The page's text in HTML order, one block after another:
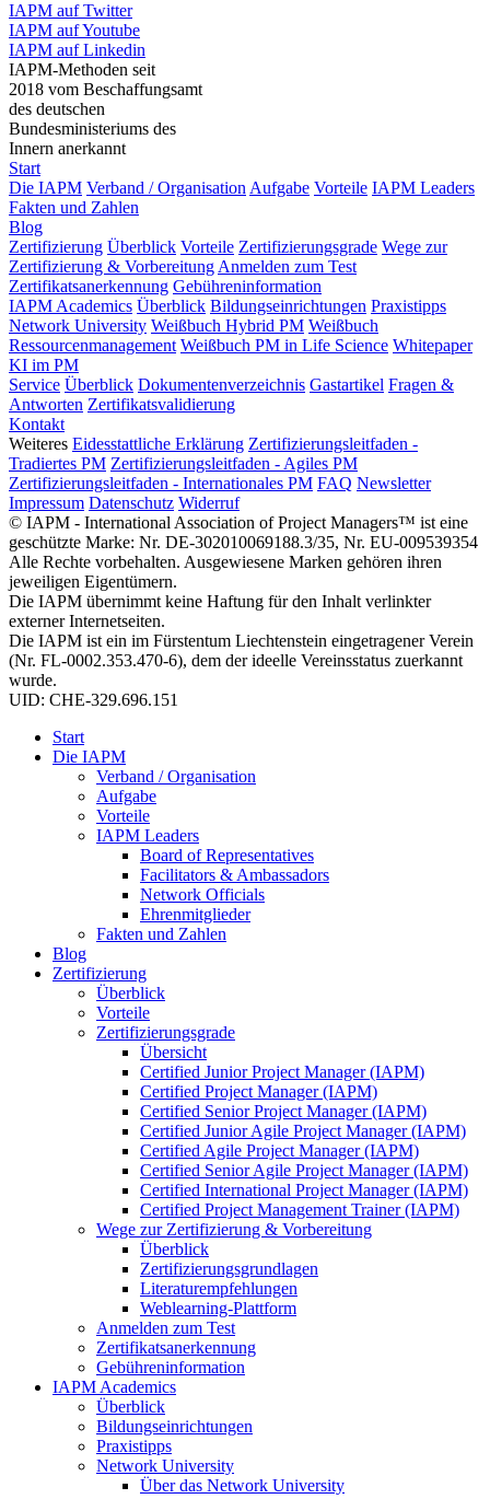
IAPM auf Twitter
IAPM auf Youtube
IAPM auf Linkedin
IAPM-Methoden seit
2018 vom Beschaffungsamt
des deutschen
Bundesministeriums des
Innern anerkannt
Start
Die IAPM Verband / Organisation Aufgabe Vorteile IAPM Leaders
Fakten und Zahlen
Blog
Zertifizierung Überblick Vorteile Zertifizierungsgrade Wege zur
Zertifizierung & Vorbereitung Anmelden zum Test
Zertifikatsanerkennung Gebühreninformation
IAPM Academics Überblick Bildungseinrichtungen Praxistipps
Network University Weißbuch Hybrid PM Weißbuch
Ressourcenmanagement Weißbuch PM in Life Science Whitepaper
KI im PM
Service Überblick Dokumentenverzeichnis Gastartikel Fragen &
Antworten Zertifikatsvalidierung
Kontakt
Weiteres Eidesstattliche Erklärung Zertifizierungsleitfaden -
Tradiertes PM Zertifizierungsleitfaden - Agiles PM
Zertifizierungsleitfaden - Internationales PM FAQ Newsletter
Impressum Datenschutz Widerruf
© IAPM - International Association of Project Managers™ ist eine
geschützte Marke: Nr. DE-302010069188.3/35, Nr. EU-009539354
Alle Rechte vorbehalten. Ausgewiesene Marken gehören ihren
jeweiligen Eigentümern.
Die IAPM übernimmt keine Haftung für den Inhalt verlinkter
externer Internetseiten.
Die IAPM ist ein im Fürstentum Liechtenstein eingetragener Verein
(Nr. FL-0002.353.470-6), dem der ideelle Vereinsstatus zuerkannt
wurde.
UID: CHE-329.696.151
Start
Die IAPM
Verband / Organisation
Aufgabe
Vorteile
IAPM Leaders
Board of Representatives
Facilitators & Ambassadors
Network Officials
Ehrenmitglieder
Fakten und Zahlen
Blog
Zertifizierung
Überblick
Vorteile
Zertifizierungsgrade
Übersicht
Certified Junior Project Manager (IAPM)
Certified Project Manager (IAPM)
Certified Senior Project Manager (IAPM)
Certified Junior Agile Project Manager (IAPM)
Certified Agile Project Manager (IAPM)
Certified Senior Agile Project Manager (IAPM)
Certified International Project Manager (IAPM)
Certified Project Management Trainer (IAPM)
Wege zur Zertifizierung & Vorbereitung
Überblick
Zertifizierungsgrundlagen
Literaturempfehlungen
Weblearning-Plattform
Anmelden zum Test
Zertifikatsanerkennung
Gebühreninformation
IAPM Academics
Überblick
Bildungseinrichtungen
Praxistipps
Network University
Über das Network University